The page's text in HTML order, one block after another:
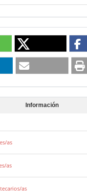
Información
as
as
as